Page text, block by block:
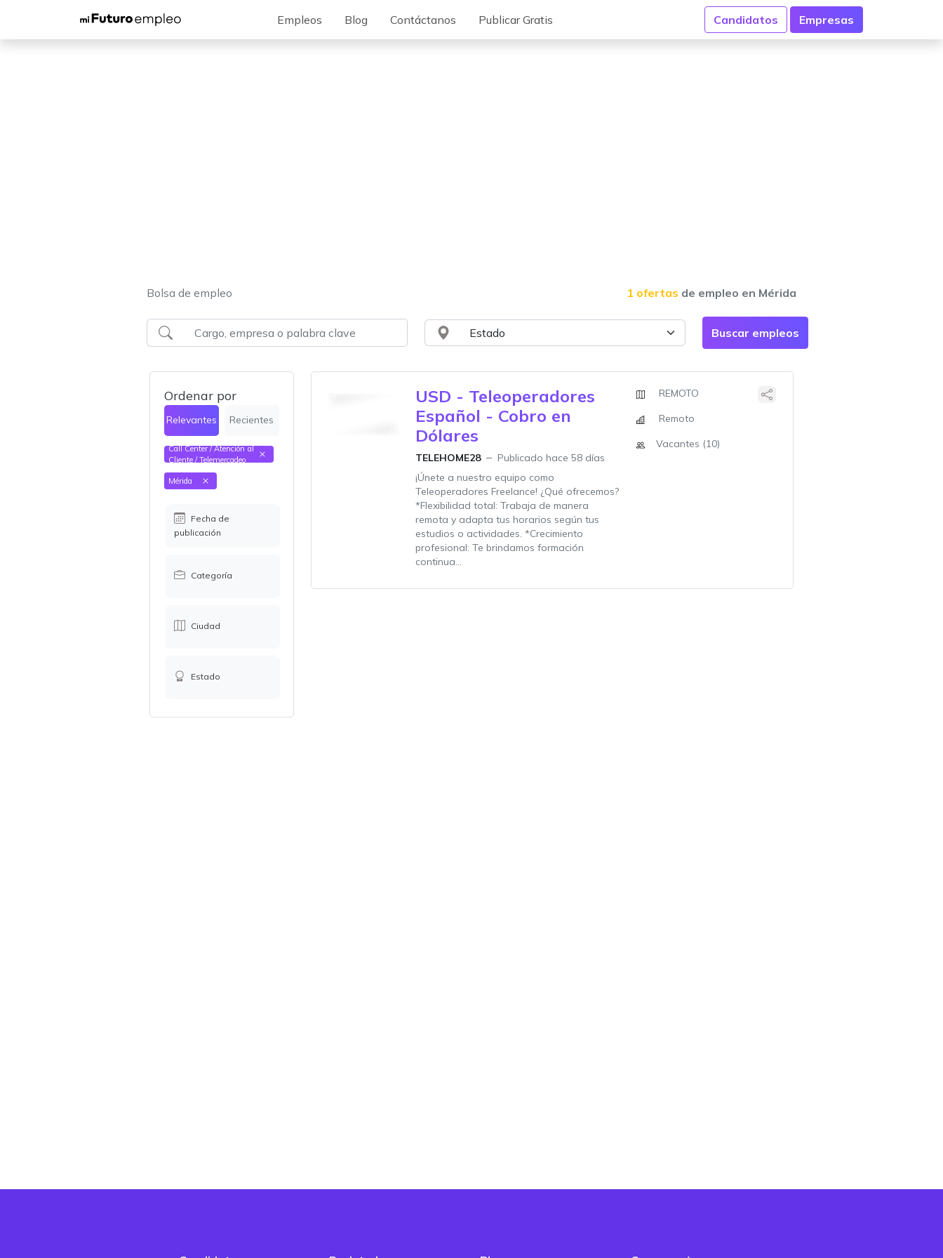
Empleos Blog Contáctanos Publicar Gratis Candidatos Empresas
Bolsa de empleo 1 ofertas de empleo en Mérida
Ordenar por
Relevantes Recientes
Call Center / Atención al
Cliente / Telemercadeo
Mérida
Fecha de
publicación
Categoría
Ciudad
Estado
USD - Teleoperadores
Español - Cobro en
Dólares
TELEHOME28
Publicado hace 58 días
¡Únete a nuestro equipo como
Teleoperadores Freelance! ¿Qué ofrecemos?
*Flexibilidad total: Trabaja de manera
remota y adapta tus horarios según tus
estudios o actividades. *Crecimiento
profesional: Te brindamos formación
continua...
REMOTO
Remoto
Vacantes (10)